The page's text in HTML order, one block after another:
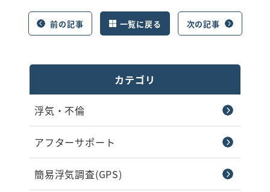
前の記事 一覧に戻る 次の記事
カテゴリ
浮気・不倫
アフターサポート
簡易浮気調査(GPS)